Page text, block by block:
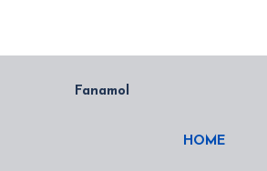
HOME